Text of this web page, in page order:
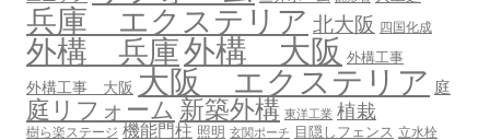
兵庫 エクステリア 北大阪 四国化成
外構 兵庫外構 大阪 外構工事
外構工事 大阪 大阪 エクステリア 庭
庭リフォーム 新築外構 東洋工業 植栽
樹ら楽ステージ 機能門柱 照明 玄関ポーチ 目隠しフェンス 立水栓